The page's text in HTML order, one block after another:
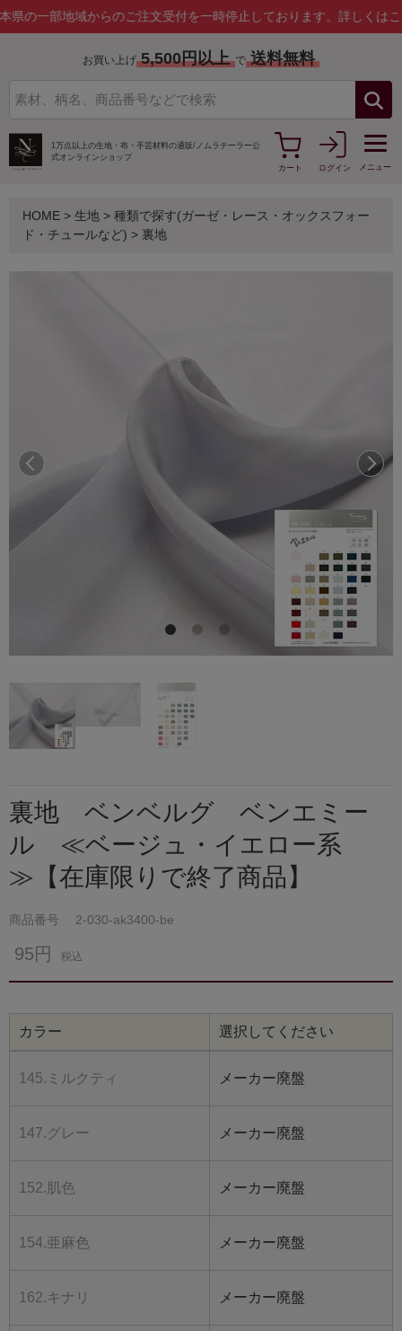
域からのご注文受付を一時停止しております。詳しくはこちら
お買い上げ 5,500円以上 で 送料無料
1万点以上の生地・布・手芸材料の通販/ ノムラテーラー公
式オンラインショップ
カート
ログイン メニュー
HOME > 生地 > 種類で探す(ガーゼ・レース・オックスフォー
ド・チュールなど) > 裏地
前へ 次へ
裏地 ベンベルグ ベンエミー
ル ≪ベージュ・イエロー系
≫【在庫限りで終了商品】
商品番号 2-030-ak3400-be
95円 税込
カラー 選択してください
145.ミルクティ メーカー廃盤
147.グレー メーカー廃盤
152.肌色 メーカー廃盤
154.亜麻色 メーカー廃盤
162.キナリ メーカー廃盤